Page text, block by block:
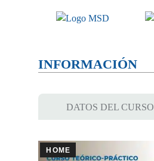
INFORMACIÓN
DATOS DEL CURSO
HOME